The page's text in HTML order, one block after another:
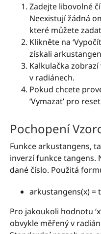
Zadejte libovolné
Neexistují žádná
které můžete
Klikněte na
získali
Kalkulačka
v radiánech.
Pokud chcete
‘Vymazat’ pro
Pochopení
Funkce arkustangens,
inverzí funkce tangens.
dané číslo. Použitá
arkustangens(x) =
Pro jakoukoli hodnotu
obvykle měřený v